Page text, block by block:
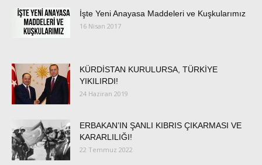
İşte Yeni Anayasa Maddeleri ve Kuşkularımız
16 Nisan 2017
KÜRDİSTAN KURULURSA, TÜRKİYE
YIKILIRDI!
24 Haziran 2019
ERBAKAN’IN ŞANLI KIBRIS ÇIKARMASI VE
KARARLILIĞI!
22 Temmuz 2022